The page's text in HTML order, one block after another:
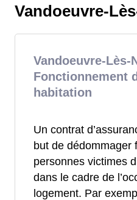
Vandoeuvre-
Vandoeuvre-Lès-
Fonctionnement
habitation
Un contrat
but de dédommager
personnes victimes
dans le cadre de
logement. Par